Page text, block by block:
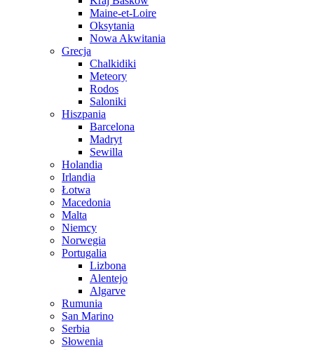
Maine-et-Loire
Oksytania
Nowa Akwitania
Grecja
Chalkidiki
Meteory
Rodos
Saloniki
Hiszpania
Barcelona
Madryt
Sewilla
Holandia
Irlandia
Łotwa
Macedonia
Malta
Niemcy
Norwegia
Portugalia
Lizbona
Alentejo
Algarve
Rumunia
San Marino
Serbia
Słowenia